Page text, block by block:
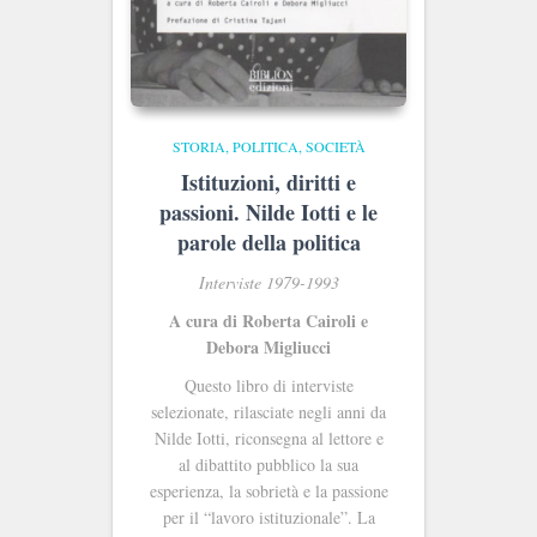
STORIA, POLITICA, SOCIETÀ
Istituzioni, diritti e
passioni. Nilde Iotti e le
parole della politica
Interviste 1979-1993
A cura di Roberta Cairoli e
Debora Migliucci
Questo libro di interviste
selezionate, rilasciate negli anni da
Nilde Iotti, riconsegna al lettore e
al dibattito pubblico la sua
esperienza, la sobrietà e la passione
per il “lavoro istituzionale”. La